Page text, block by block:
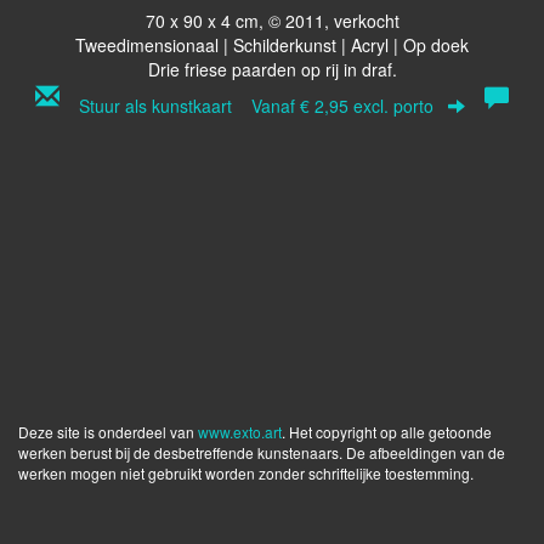
70 x 90 x 4 cm, © 2011, verkocht
Tweedimensionaal | Schilderkunst | Acryl | Op doek
Drie friese paarden op rij in draf.
Stuur als kunstkaart Vanaf € 2,95 excl. porto
Deze site is onderdeel van www.exto.art. Het copyright op alle getoonde
werken berust bij de desbetreffende kunstenaars. De afbeeldingen van de
werken mogen niet gebruikt worden zonder schriftelijke toestemming.